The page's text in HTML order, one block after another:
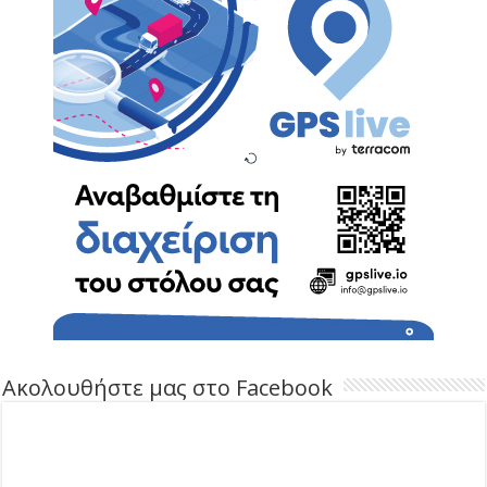
Ακολουθήστε μας στο Facebook